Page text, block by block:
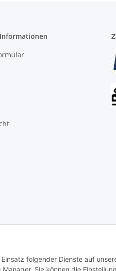
folgender Dienste auf